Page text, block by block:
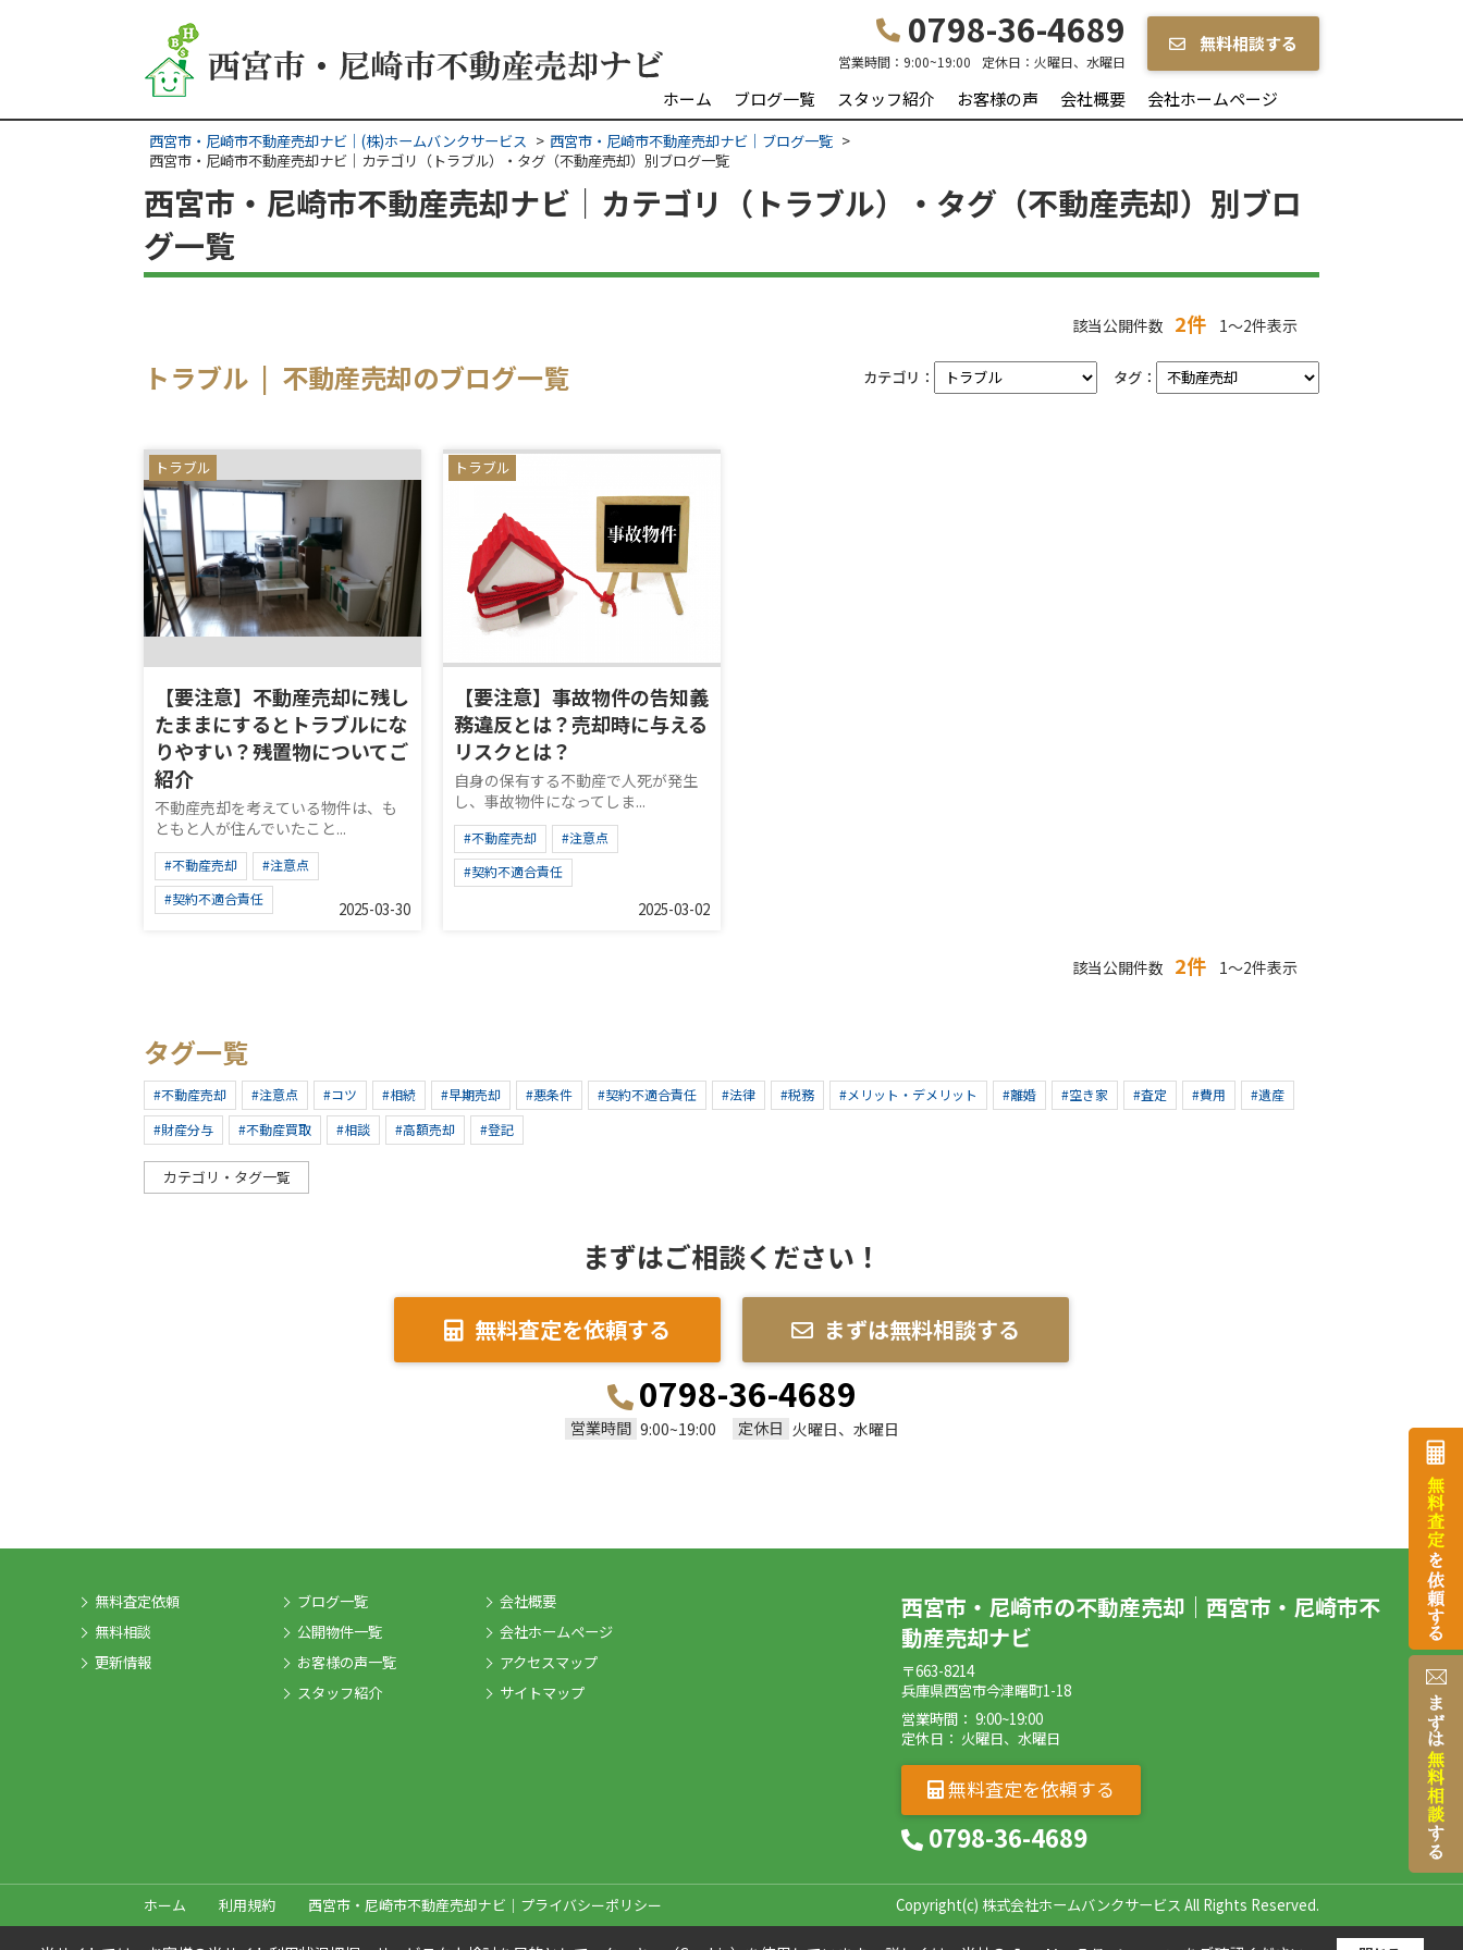
0798-36-4689
営業時間： 9:00~19:00 定休日： 火曜日、水曜日
無料相談する
ホーム ブログ一覧 スタッフ紹介 お客様の声 会社概要 会社ホームページ
西宮市・尼崎市不動産売却ナビ｜(株)ホームバンクサービス
西宮市・尼崎市不動産売却ナビ｜ブログ一覧
西宮市・尼崎市不動産売却ナビ｜カテゴリ（トラブル）・タグ（不動産売却）別ブログ一覧
西宮市・尼崎市不動産売却ナビ｜カテゴリ（トラブル）・タグ（不動産売却）別ブロ
グ一覧
該当公開件数 2件 1～2件表示
トラブル | 不動産売却のブログ一覧 カテゴリ： タグ：
トラブル
【要注意】不動産売却に残し
たままにするとトラブルにな
りやすい？残置物についてご
紹介
不動産売却を考えている物件は、も
ともと人が住んでいたこと...
#不動産売却
#注意点
#契約不適合責任
2025-03-30
トラブル
【要注意】事故物件の告知義
務違反とは？売却時に与える
リスクとは？
自身の保有する不動産で人死が発生
し、事故物件になってしま...
#不動産売却
#注意点
#契約不適合責任
2025-03-02
該当公開件数 2件 1～2件表示
タグ一覧
#不動産売却 #注意点 #コツ #相続 #早期売却 #悪条件 #契約不適合責任 #法律 #税務 #メリット・デメリット #離婚 #空き家 #査定 #費用
#遺産
#財産分与
#不動産買取 #相談 #高額売却 #登記
カテゴリ・タグ一覧
まずはご相談ください！
無料査定を依頼する まずは無料相談する
0798-36-4689
営業時間 9:00~19:00 定休日 火曜日、水曜日
無料査定依頼
無料相談
更新情報
ブログ一覧
公開物件一覧
お客様の声一覧
スタッフ紹介
会社概要
会社ホームページ
アクセスマップ
サイトマップ
西宮市・尼崎市の不動産売却｜西宮市・尼崎市不
動産売却ナビ
〒663-8214
兵庫県西宮市今津曙町1-18
営業時間： 9:00~19:00
定休日： 火曜日、水曜日
無料査定を依頼する
0798-36-4689
ホーム 利用規約 西宮市・尼崎市不動産売却ナビ｜プライバシーポリシー Copyright(c) 株式会社ホームバンクサービス All Rights Reserved.